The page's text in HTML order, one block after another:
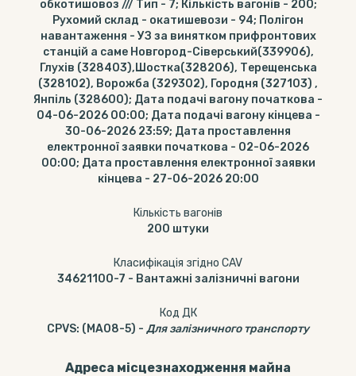
обкотишовоз /// Тип - 7; Кількість вагонів - 200;
Рухомий склад - окатишевози - 94; Полігон
навантаження - УЗ за винятком прифронтових
станцій а саме Новгород-Сіверський(339906),
Глухів (328403),Шостка(328206), Терещенська
(328102), Ворожба (329302), Городня (327103) ,
Янпіль (328600); Дата подачі вагону початкова -
04-06-2026 00:00; Дата подачі вагону кінцева -
30-06-2026 23:59; Дата проставлення
електронної заявки початкова - 02-06-2026
00:00; Дата проставлення електронної заявки
кінцева - 27-06-2026 20:00
Кількість вагонів
200 штуки
Класифікація згідно CAV
34621100-7 - Вантажні залізничні вагони
Код ДК
CPVS: (MA08-5) - Для залізничного транспорту
Адреса місцезнаходження майна